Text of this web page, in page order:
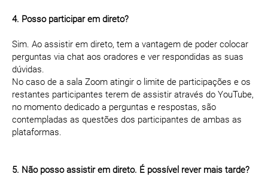
4. Posso participar em direto?
Sim. Ao assistir em direto, tem a vantagem de poder colocar
perguntas via chat aos oradores e ver respondidas as suas
dúvidas.
No caso de a sala Zoom atingir o limite de participações e os
restantes participantes terem de assistir através do YouTube,
no momento dedicado a perguntas e respostas, são
contempladas as questões dos participantes de ambas as
plataformas.
5. Não posso assistir em direto. É possível rever mais tarde?